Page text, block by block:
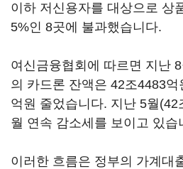
이하 저신용자를 대상으로 상
5%인 8곳에 불과했습니다.
여신금융협회에 따르면 지난
의 카드론 잔액은 42조4483
억원 줄었습니다. 지난 5월(42
월 연속 감소세를 보이고 있습
이러한 흐름은 정부의 가계대